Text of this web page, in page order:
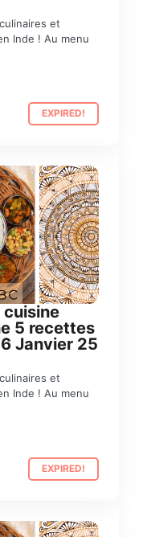
et
Inde ! Au menu
EXPIRED!
cuisine
5 recettes
Janvier 25
et
Inde ! Au menu
EXPIRED!